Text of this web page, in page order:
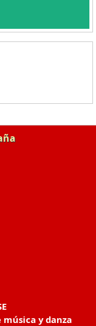
y danza